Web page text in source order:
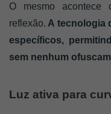
O mesmo acontece
reflexão. A tecnologia
específicos,
sem nenhum
Luz ativa para